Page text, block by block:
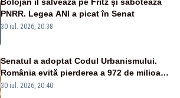
PNRR. Legea ANI a picat în Senat
30 iul. 2026, 20:38
Senatul a adoptat Codul Urbanismului.
România evită pierderea a 972 de milioane
de euro din PNRR
30 iul. 2026, 20:40